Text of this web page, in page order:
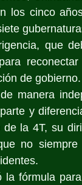
los cinco
que
de gobierno.
manera
y
la 4T, su
no
la fórmula